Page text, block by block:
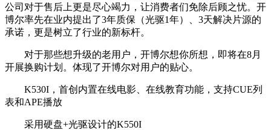
公司对于售后上更是尽心竭力，让消费者们免除后顾之忧。开
博尔率先在业内提出了3年质保（光驱1年）、3天解决片源的
承诺，更是树立了行业的新标杆。
对于那些想升级的老用户，开博尔想你所想，即将在8月
开展换购计划。体现了开博尔对用户的贴心。
K530I，首创内置在线电影、在线教育功能，支持CUE列
表和APE播放
采用硬盘+光驱设计的K550I